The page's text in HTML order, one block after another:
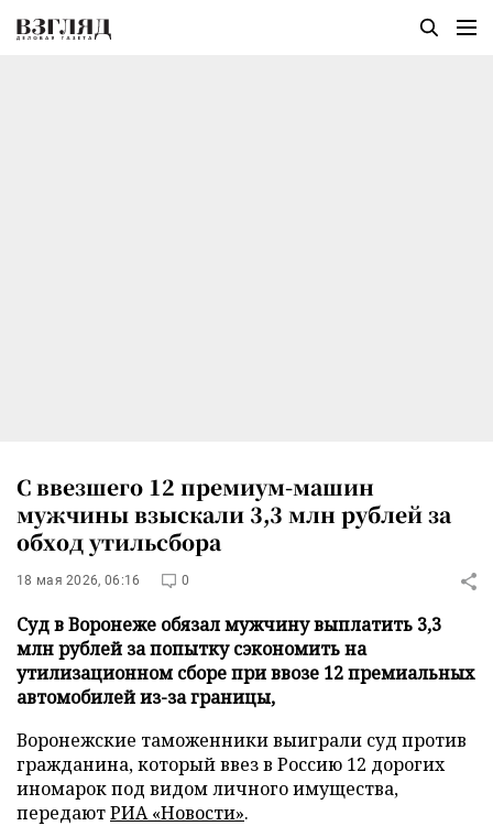
С ввезшего 12 премиум-машин
мужчины взыскали 3,3 млн рублей за
обход утильсбора
18 мая 2026, 06:16 0
Суд в Воронеже обязал мужчину выплатить 3,3
млн рублей за попытку сэкономить на
утилизационном сборе при ввозе 12 премиальных
автомобилей из-за границы,
Воронежские таможенники выиграли суд против
гражданина, который ввез в Россию 12 дорогих
иномарок под видом личного имущества,
передаютРИА «Новости».